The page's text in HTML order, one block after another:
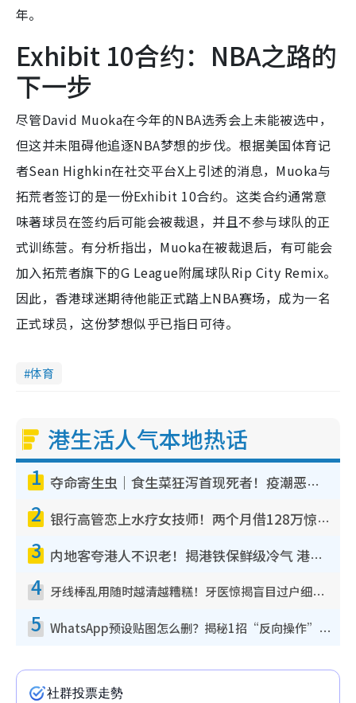
年。
Exhibit 10合约：NBA之路的
下一步
尽管David Muoka在今年的NBA选秀会上未能被选中，
但这并未阻碍他追逐NBA梦想的步伐。根据美国体育记
者Sean Highkin在社交平台X上引述的消息，Muoka与
拓荒者签订的是一份Exhibit 10合约。这类合约通常意
味著球员在签约后可能会被裁退，并且不参与球队的正
式训练营。有分析指出，Muoka在被裁退后，有可能会
加入拓荒者旗下的G League附属球队Rip City Remix。
因此，香港球迷期待他能正式踏上NBA赛场，成为一名
正式球员，这份梦想似乎已指日可待。
体育
港生活人气本地热话
1 夺命寄生虫｜食生菜狂泻首现死者！疫潮恶化录1.8万宗病例 揭洗菜3大谬误
2 银行高管恋上水疗女技师！两个月借128万惊觉“沉船”沉落火海 揭背后疑似邪教操控卖淫
3 内地客夸港人不识老！揭港铁保鲜级冷气 港人求放过：别投诉
4 牙线棒乱用随时越清越糟糕！牙医惊揭盲目过户细菌恐致蛀牙：这种才是日常真保养
5 WhatsApp预设贴图怎么删？揭秘1招“反向操作”还原简洁界面 附3步实测教程